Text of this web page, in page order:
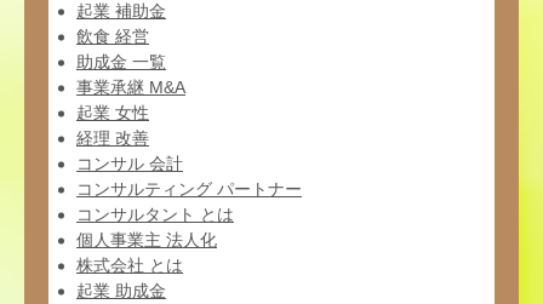
起業 補助金
飲食 経営
助成金 一覧
事業承継 M&A
起業 女性
経理 改善
コンサル 会計
コンサルティング パートナー
コンサルタント とは
個人事業主 法人化
株式会社 とは
起業 助成金